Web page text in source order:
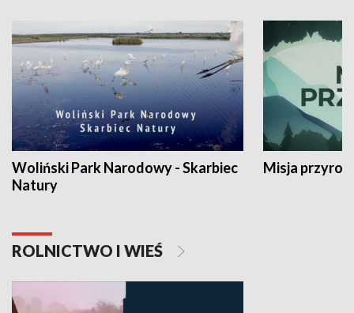
Woliński Park Narodowy - Skarbiec
Natury
Misja
ROLNICTWO I WIEŚ